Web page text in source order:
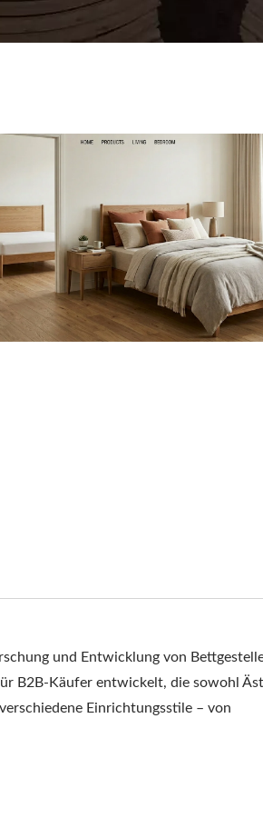
und Entwicklung von
B2B-Käufer entwickelt, die sowohl
Einrichtungsstile – von